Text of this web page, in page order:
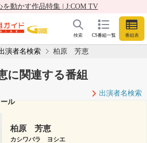
を動かす作品特集 | J:COM TV
CS番組一覧 番組表
検索
演者名検索 柏原 芳恵
関連する番組
出演者名検索
ル
柏原 芳恵
カシワバラ ヨシエ